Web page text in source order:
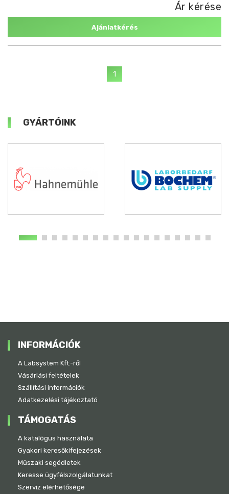
Ár kérése
Ajánlatkérés
1
GYÁRTÓINK
INFORMÁCIÓK
A Labsystem Kft.-ről
Vásárlási feltételek
Szállítási információk
Adatkezelési tájékoztató
TÁMOGATÁS
A katalógus használata
Gyakori keresőkifejezések
Műszaki segédletek
Keresse ügyfélszolgálatunkat
Szerviz elérhetősége